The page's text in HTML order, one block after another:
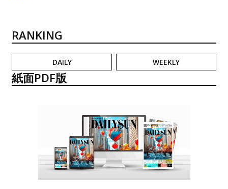
RANKING
DAILY WEEKLY
紙面PDF版